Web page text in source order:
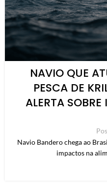
NAVIO QUE
PESCA DE
ALERTA
Navio Bandero chega ao
impactos na